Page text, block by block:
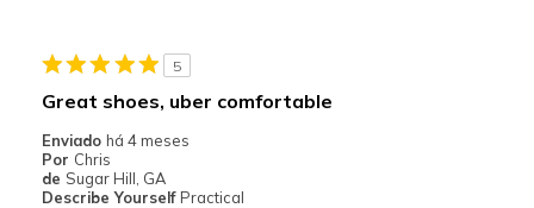
Sizing
5
Great shoes, uber comfortable
Enviado há 4 meses
Por Chris
de Sugar Hill, GA
Describe Yourself Practical